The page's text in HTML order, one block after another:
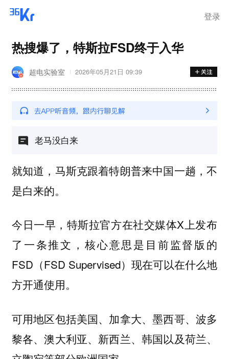
登录
热搜爆了，特斯拉FSD终于入华
超电实验室 2026年05月21日 09:39
老马没白来
就知道，马斯克跟着特朗普来中国一趟，不
是白来的。
今日一早，特斯拉官方在社交媒体X上发布
了一条推文，核心意思是目前监督版的
FSD（FSD Supervised） 现在可以在什么地
方开通使用。
可用地区包括美国、加拿大、墨西哥、波多
黎各、澳大利亚、新西兰、韩国以及荷兰、